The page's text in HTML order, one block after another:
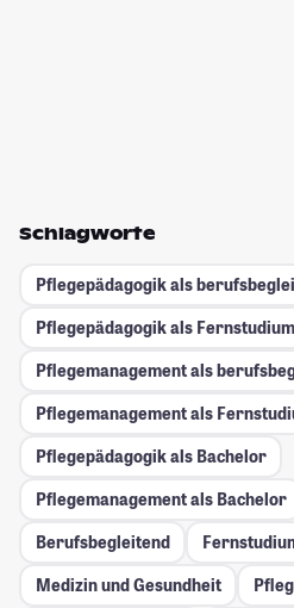
Schlagworte
Pflegepädagogik als
Pflegepädagogik als Fernstudium
Pflegemanagement als
Pflegemanagement als
Pflegepädagogik als Bachelor
Pflegemanagement als Bachelor
Berufsbegleitend
Medizin und Gesundheit